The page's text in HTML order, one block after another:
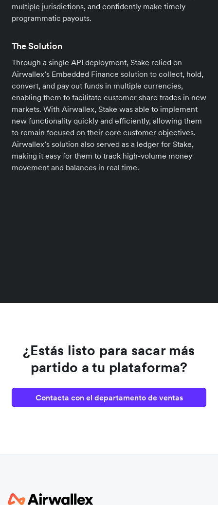
multiple jurisdictions, and confidently make timely
programmatic payouts.
The Solution
Through a single API deployment, Stake relied on
Airwallex’s Embedded Finance solution to collect, hold,
convert, and pay out funds in multiple currencies,
enabling them to facilitate customer share trades in new
markets. With Airwallex, Stake was able to implement
new functionality quickly and efficiently, allowing them
to remain focused on their core customer objectives.
Airwallex’s solution also served as a ledger for Stake,
making it easy for them to track high-volume money
movement and balances in real time.
¿Estás listo para sacar más
partido a tu plataforma?
Contacta con el departamento de ventas